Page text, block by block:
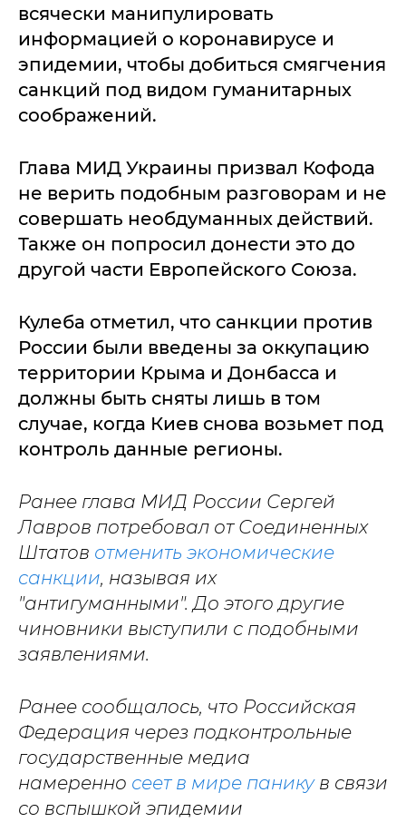
всячески манипулировать
информацией о коронавирусе и
эпидемии, чтобы добиться смягчения
санкций под видом гуманитарных
соображений.
Глава МИД Украины призвал Кофода
не верить подобным разговорам и не
совершать необдуманных действий.
Также он попросил донести это до
другой части Европейского Союза.
Кулеба отметил, что санкции против
России были введены за оккупацию
территории Крыма и Донбасса и
должны быть сняты лишь в том
случае, когда Киев снова возьмет под
контроль данные регионы.
Ранее глава МИД России Сергей
Лавров потребовал от Соединенных
Штатов отменить экономические
санкции, называя их
"антигуманными". До этого другие
чиновники выступили с подобными
заявлениями.
Ранее сообщалось, что Российская
Федерация через подконтрольные
государственные медиа
намеренно сеет в мире паникув связи
со вспышкой эпидемии